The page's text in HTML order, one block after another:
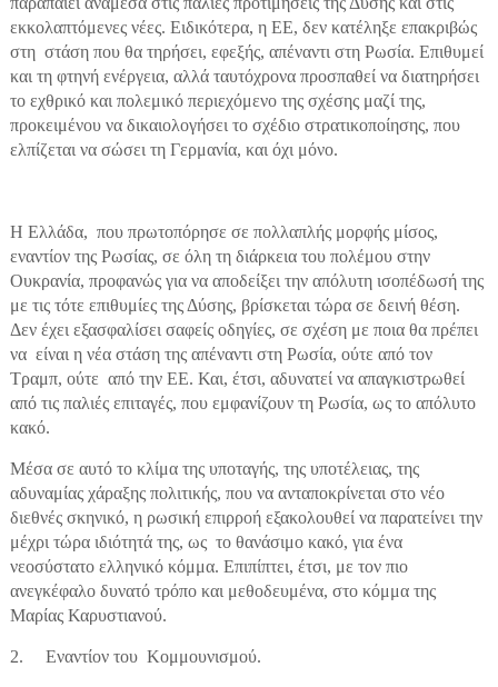
εκκολαπτόμενες νέες. Ειδικότερα, η ΕΕ, δεν κατέληξε επακριβώς
στη στάση που θα τηρήσει, εφεξής, απέναντι στη Ρωσία. Επιθυμεί
και τη φτηνή ενέργεια, αλλά ταυτόχρονα προσπαθεί να διατηρήσει
το εχθρικό και πολεμικό περιεχόμενο της σχέσης μαζί της,
προκειμένου να δικαιολογήσει το σχέδιο στρατικοποίησης, που
ελπίζεται να σώσει τη Γερμανία, και όχι μόνο.
Η Ελλάδα, που πρωτοπόρησε σε πολλαπλής μορφής μίσος,
εναντίον της Ρωσίας, σε όλη τη διάρκεια του πολέμου στην
Ουκρανία, προφανώς για να αποδείξει την απόλυτη ισοπέδωσή της
με τις τότε επιθυμίες της Δύσης, βρίσκεται τώρα σε δεινή θέση.
Δεν έχει εξασφαλίσει σαφείς οδηγίες, σε σχέση με ποια θα πρέπει
να είναι η νέα στάση της απέναντι στη Ρωσία, ούτε από τον
Τραμπ, ούτε από την ΕΕ. Και, έτσι, αδυνατεί να απαγκιστρωθεί
από τις παλιές επιταγές, που εμφανίζουν τη Ρωσία, ως το απόλυτο
κακό.
Μέσα σε αυτό το κλίμα της υποταγής, της υποτέλειας, της
αδυναμίας χάραξης πολιτικής, που να ανταποκρίνεται στο νέο
διεθνές σκηνικό, η ρωσική επιρροή εξακολουθεί να παρατείνει την
μέχρι τώρα ιδιότητά της, ως το θανάσιμο κακό, για ένα
νεοσύστατο ελληνικό κόμμα. Επιπίπτει, έτσι, με τον πιο
ανεγκέφαλο δυνατό τρόπο και μεθοδευμένα, στο κόμμα της
Μαρίας Καρυστιανού.
2. Εναντίον του Κομμουνισμού.